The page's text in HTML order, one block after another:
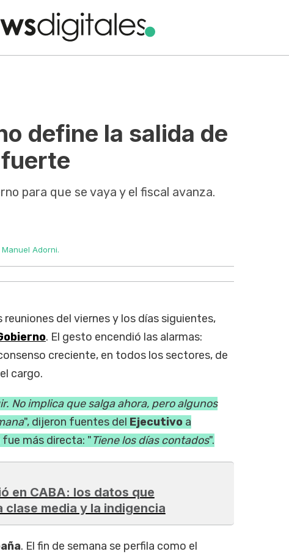
define la salida de
para que se vaya y el fiscal avanza.
Adorni.
del viernes y los días siguientes,
. El gesto encendió las alarmas:
creciente, en todos los sectores, de
cargo.
No implica que salga ahora, pero algunos
", dijeron fuentes del Ejecutivo a
más directa: "Tiene los días contados".
en CABA: los datos que
clase media y la indigencia
. El fin de semana se perfila como el